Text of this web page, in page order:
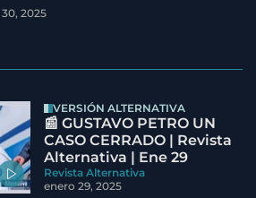
2025
VERSIÓN ALTERNATIVA
📰 GUSTAVO PETRO UN
CASO CERRADO | Revista
Alternativa | Ene 29
Revista Alternativa
enero 29, 2025